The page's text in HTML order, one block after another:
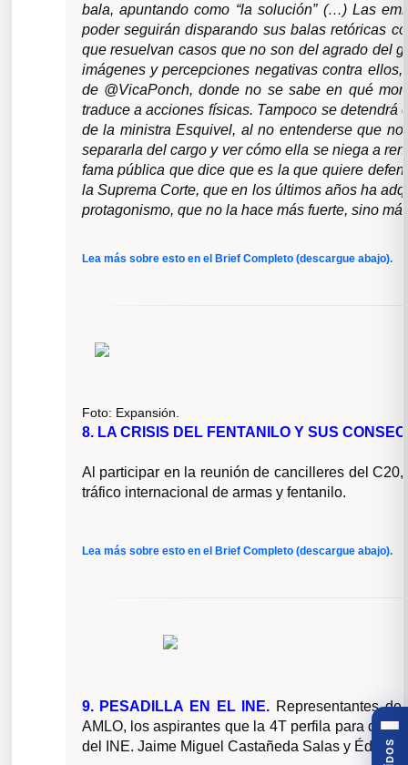
bala, apuntando como “la solución” (…) Las
poder seguirán disparando sus balas retóricas
que resuelvan casos que no son del agrado del
imágenes y percepciones negativas contra
de @VicaPonch, donde no se sabe en qué
traduce a acciones físicas. Tampoco se detendrá
de la ministra Esquivel, al no entenderse que
separarla del cargo y ver cómo ella se niega a
fama pública que dice que es la que quiere
la Suprema Corte, que en los últimos años ha
protagonismo, que no la hace más fuerte, sino
Lea más sobre esto en el Brief Completo (descargue abajo).
Foto: Expansión.
8. LA CRISIS DEL FENTANILO Y SUS
Al participar en la reunión de cancilleres del
tráfico internacional de armas y fentanilo.
Lea más sobre esto en el Brief Completo (descargue abajo).
9. PESADILLA EN EL INE. Representantes
AMLO, los aspirantes que la 4T perfila para que
del INE. Jaime Miguel Castañeda Salas y Édgar